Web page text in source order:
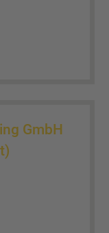
GmbH